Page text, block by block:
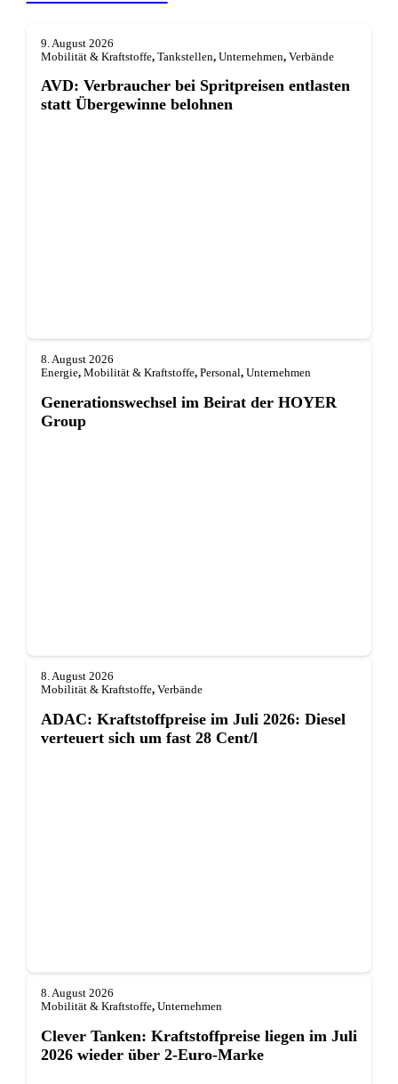
9. August 2026
Mobilität & Kraftstoffe, Tankstellen, Unternehmen, Verbände
AVD: Verbraucher bei Spritpreisen entlasten
statt Übergewinne belohnen
8. August 2026
Energie, Mobilität & Kraftstoffe, Personal, Unternehmen
Generationswechsel im Beirat der HOYER
Group
8. August 2026
Mobilität & Kraftstoffe, Verbände
ADAC: Kraftstoffpreise im Juli 2026: Diesel
verteuert sich um fast 28 Cent/l
8. August 2026
Mobilität & Kraftstoffe, Unternehmen
Clever Tanken: Kraftstoffpreise liegen im Juli
2026 wieder über 2-Euro-Marke